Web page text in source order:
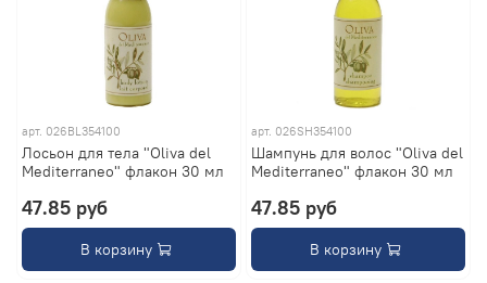
арт. 026BL354100
Лосьон для тела "Oliva del
Mediterraneo" флакон 30 мл
47.85 руб
В корзину
арт. 026SH354100
Шампунь для волос "Oliva del
Mediterraneo" флакон 30 мл
47.85 руб
В корзину